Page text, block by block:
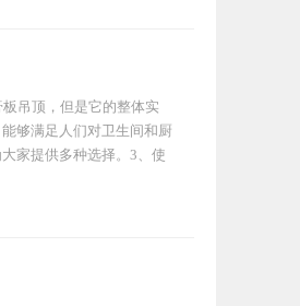
吊顶，但是它的整体实
够满足人们对卫生间和厨
家提供多种选择。3、使